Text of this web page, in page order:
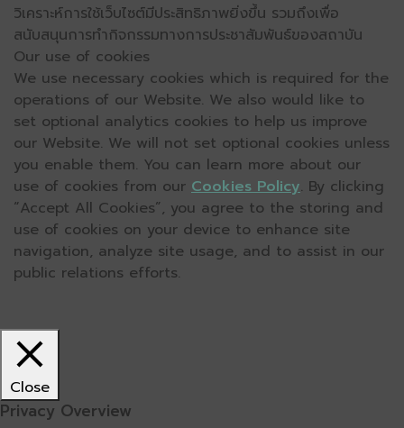
วิเคราะห์การใช้เว็บไซต์มีประสิทธิภาพยิ่งขึ้น รวมถึงเพื่อ
สนับสนุนการทำกิจกรรมทางการประชาสัมพันธ์ของสถาบัน
Our use of cookies
We use necessary cookies which is required for the
operations of our Website. We also would like to
set optional analytics cookies to help us improve
our Website. We will not set optional cookies unless
you enable them. You can learn more about our
use of cookies from our Cookies Policy. By clicking
“Accept All Cookies”, you agree to the storing and
use of cookies on your device to enhance site
navigation, analyze site usage, and to assist in our
public relations efforts.
Close
Privacy Overview